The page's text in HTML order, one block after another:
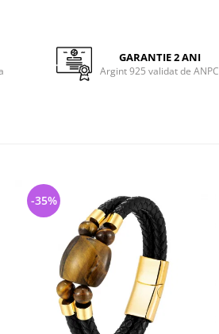
GARANTIE 2 ANI
Argint 925 validat de ANPC
-35%